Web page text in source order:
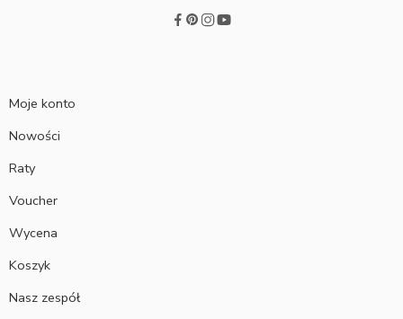
Moje konto
Nowości
Raty
Voucher
Wycena
Koszyk
Nasz zespół